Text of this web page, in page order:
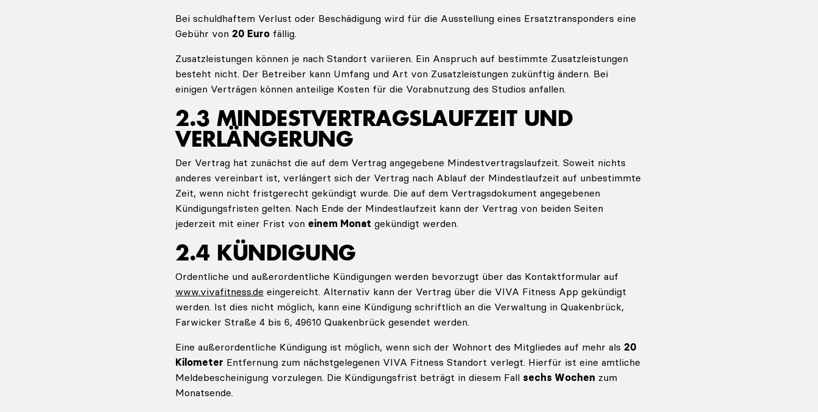
Bei schuldhaftem Verlust oder Beschädigung wird für die Ausstellung eines Ersatztransponders eine
Gebühr von 20 Euro fällig.
Zusatzleistungen können je nach Standort variieren. Ein Anspruch auf bestimmte Zusatzleistungen
besteht nicht. Der Betreiber kann Umfang und Art von Zusatzleistungen zukünftig ändern. Bei
einigen Verträgen können anteilige Kosten für die Vorabnutzung des Studios anfallen.
2.3 MINDESTVERTRAGSLAUFZEIT UND
VERLÄNGERUNG
Der Vertrag hat zunächst die auf dem Vertrag angegebene Mindestvertragslaufzeit. Soweit nichts
anderes vereinbart ist, verlängert sich der Vertrag nach Ablauf der Mindestlaufzeit auf unbestimmte
Zeit, wenn nicht fristgerecht gekündigt wurde. Die auf dem Vertragsdokument angegebenen
Kündigungsfristen gelten. Nach Ende der Mindestlaufzeit kann der Vertrag von beiden Seiten
jederzeit mit einer Frist von einem Monat gekündigt werden.
2.4 KÜNDIGUNG
Ordentliche und außerordentliche Kündigungen werden bevorzugt über das Kontaktformular auf
www.vivafitness.de eingereicht. Alternativ kann der Vertrag über die VIVA Fitness App gekündigt
werden. Ist dies nicht möglich, kann eine Kündigung schriftlich an die Verwaltung in Quakenbrück,
Farwicker Straße 4 bis 6, 49610 Quakenbrück gesendet werden.
Eine außerordentliche Kündigung ist möglich, wenn sich der Wohnort des Mitgliedes auf mehr als 20
Kilometer Entfernung zum nächstgelegenen VIVA Fitness Standort verlegt. Hierfür ist eine amtliche
Meldebescheinigung vorzulegen. Die Kündigungsfrist beträgt in diesem Fall sechs Wochen zum
Monatsende.